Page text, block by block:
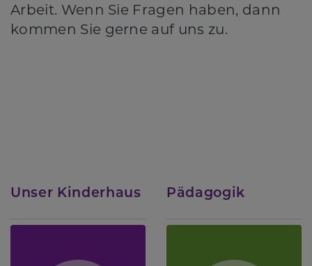
Arbeit. Wenn Sie Fragen haben, dann
kommen Sie gerne auf uns zu.
Unser Kinderhaus Pädagogik